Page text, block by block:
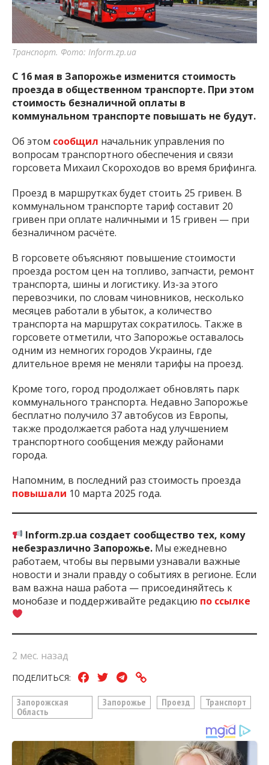
важную информацию о событиях
города Запорожья и области.
Транспорт. Фото: Inform.zp.ua
С 16 мая в Запорожье изменится стоимость
проезда в общественном транспорте. При этом
стоимость безналичной оплаты в
коммунальном транспорте повышать не будут.
Об этом сообщил начальник управления по
вопросам транспортного обеспечения и связи
горсовета Михаил Скороходов во время брифинга.
Проезд в маршрутках будет стоить 25 гривен. В
коммунальном транспорте тариф составит 20
гривен при оплате наличными и 15 гривен — при
безналичном расчёте.
В горсовете объясняют повышение стоимости
проезда ростом цен на топливо, запчасти, ремонт
транспорта, шины и логистику. Из-за этого
перевозчики, по словам чиновников, несколько
месяцев работали в убыток, а количество
транспорта на маршрутах сократилось. Также в
горсовете отметили, что Запорожье оставалось
одним из немногих городов Украины, где
длительное время не меняли тарифы на проезд.
Кроме того, город продолжает обновлять парк
коммунального транспорта. Недавно Запорожье
бесплатно получило 37 автобусов из Европы,
также продолжается работа над улучшением
транспортного сообщения между районами
города.
Напомним, в последний раз стоимость проезда
повышали 10 марта 2025 года.
Inform.zp.ua создает сообщество тех, кому
небезразлично Запорожье. Мы ежедневно
работаем, чтобы вы первыми узнавали важные
новости и знали правду о событиях в регионе. Если
вам важна наша работа — присоединяйтесь к
монобазе и поддерживайте редакцию по ссылке
2 мес. назад
ПОДЕЛИТЬСЯ:
Запорожская
Область
Запорожье Проезд Транспорт